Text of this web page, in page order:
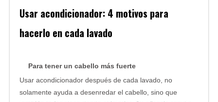
Usar acondicionador: 4 motivos para
hacerlo en cada lavado
Para tener un cabello más fuerte
Usar acondicionador después de cada lavado, no
solamente ayuda a desenredar el cabello, sino que